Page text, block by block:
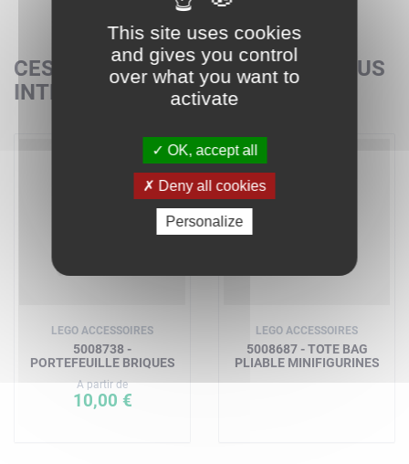
CES SETS POURRAIENT AUSSI VOUS
INTÉRESSER
LEGO ACCESSOIRES
5008738 -
PORTEFEUILLE BRIQUES
A partir de
10,00 €
LEGO ACCESSOIRES
5008687 - TOTE BAG
PLIABLE MINIFIGURINES
This site uses cookies
and gives you control
over what you want to
activate
OK, accept all
Deny all cookies
Personalize